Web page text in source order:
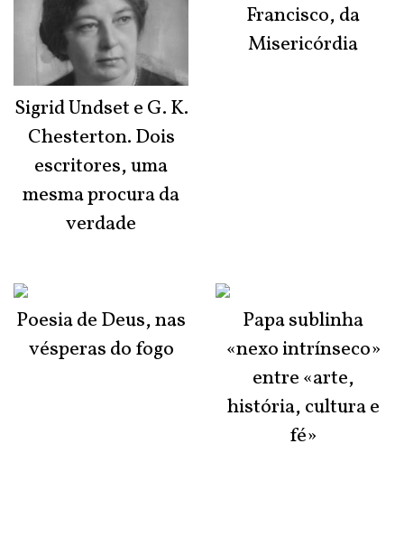
Sigrid Undset e G. K.
Chesterton. Dois
escritores, uma
mesma procura da
verdade
Poesia de Deus, nas
vésperas do fogo
Francisco, da
Misericórdia
Papa sublinha
«nexo intrínseco»
entre «arte,
história, cultura e
fé»